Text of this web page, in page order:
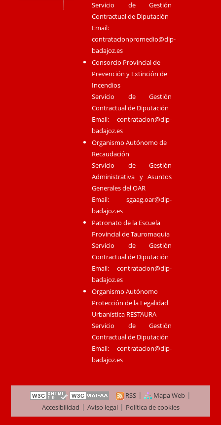
Servicio de Gestión
Contractual de Diputación
Email:
contratacionpromedio@dip-
badajoz.es
Consorcio Provincial de
Prevención y Extinción de
Incendios
Servicio de Gestión
Contractual de Diputación
Email:contratacion@dip-
badajoz.es
Organismo Autónomo de
Recaudación
Servicio de Gestión
Administrativa y Asuntos
Generales del OAR
Email:sgaag.oar@dip-
badajoz.es
Patronato de la Escuela
Provincial de Tauromaquia
Servicio de Gestión
Contractual de Diputación
Email:contratacion@dip-
badajoz.es
Organismo Autónomo
Protección de la Legalidad
Urbanística RESTAURA
Servicio de Gestión
Contractual de Diputación
Email:contratacion@dip-
badajoz.es
RSS | Mapa Web |
Accesibilidad | Aviso legal| Política de cookies